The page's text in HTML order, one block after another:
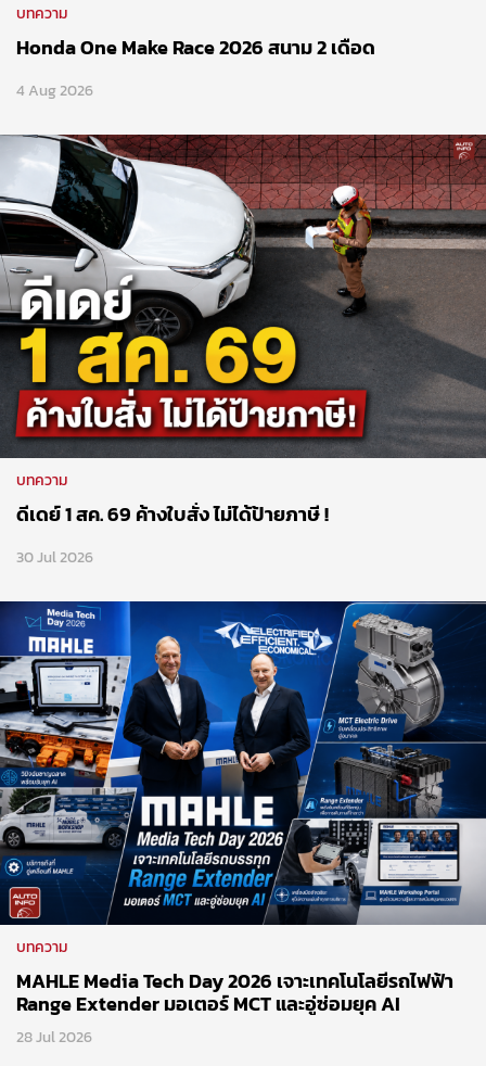
บทความ
Honda One Make Race 2026 สนาม 2 เดือด
4 Aug 2026
บทความ
ดีเดย์ 1 สค. 69 ค้างใบสั่ง ไม่ได้ป้ายภาษี !
30 Jul 2026
บทความ
MAHLE Media Tech Day 2026 เจาะเทคโนโลยีรถไฟฟ้า
Range Extender มอเตอร์ MCT และอู่ซ่อมยุค AI
28 Jul 2026